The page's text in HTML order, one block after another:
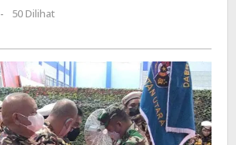
oleh
-
50 Dilihat